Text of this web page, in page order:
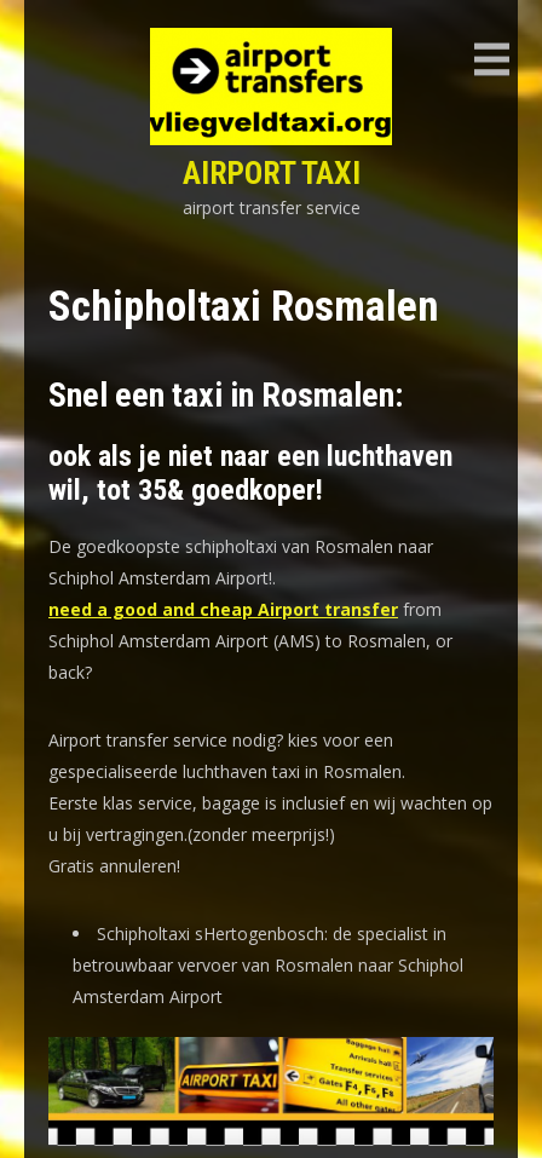
Skip
to
content
AIRPORT TAXI
airport transfer service
Schipholtaxi Rosmalen
Snel een taxi in Rosmalen:
ook als je niet naar een luchthaven
wil, tot 35& goedkoper!
De goedkoopste schipholtaxi van Rosmalen naar
Schiphol Amsterdam Airport!.
need a good and cheap Airport transfer from
Schiphol Amsterdam Airport (AMS) to Rosmalen, or
back?
Airport transfer service nodig? kies voor een
gespecialiseerde luchthaven taxi in Rosmalen.
Eerste klas service, bagage is inclusief en wij wachten op
u bij vertragingen.(zonder meerprijs!)
Gratis annuleren!
Schipholtaxi sHertogenbosch: de specialist in
betrouwbaar vervoer van Rosmalen naar Schiphol
Amsterdam Airport